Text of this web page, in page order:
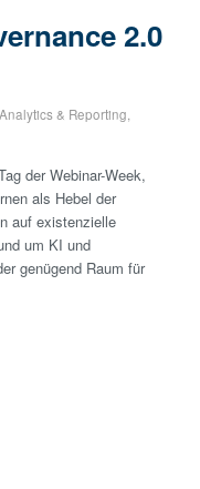
2.0
& Reporting,
der Webinar-Week,
als Hebel der
auf existenzielle
um KI und
genügend Raum für